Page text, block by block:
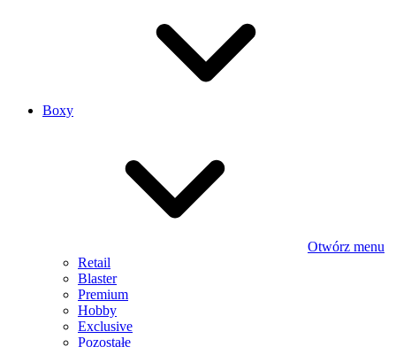
Boxy
Otwórz menu
Retail
Blaster
Premium
Hobby
Exclusive
Pozostałe